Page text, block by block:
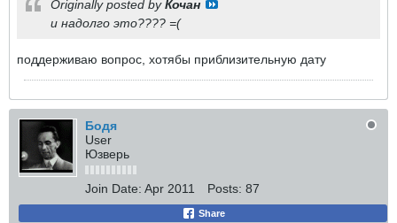
Originally posted byКочан
и надолго это???? =(
поддерживаю вопрос, хотябы приблизительную дату
Бодя
User
Юзверь
Join Date: Apr 2011 Posts: 87
Share